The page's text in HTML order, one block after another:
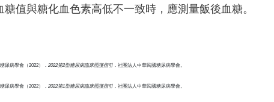
糖值與糖化血色素高低不一致時，應測量飯後血糖。
尿病學會（2022）． 2022第2型糖尿病臨床照護指引．社團法人中華民國糖尿病學會。
尿病學會（2022）． 2022第1型糖尿病臨床照護指引．社團法人中華民國糖尿病學會。